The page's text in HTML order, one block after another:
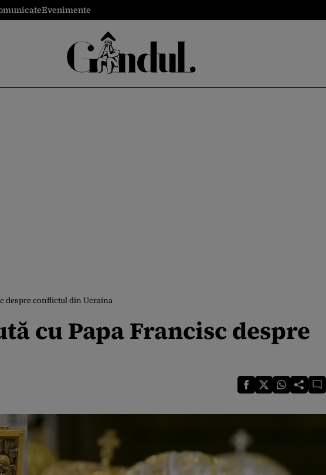
Evenimente
despre conflictul din Ucraina
cu Papa Francisc despre